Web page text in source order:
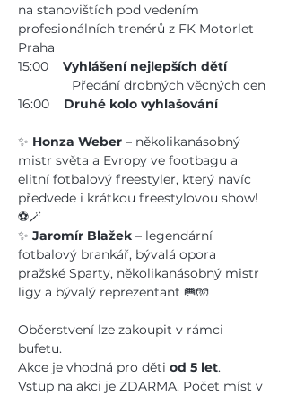
na stanovištích pod vedením
profesionálních trenérů z FK Motorlet
Praha
15:00 Vyhlášení nejlepších dětí
	     Předání drobných věcných cen
16:00 Druhé kolo vyhlašování
✨ Honza Weber – několikanásobný
mistr světa a Evropy ve footbagu a
elitní fotbalový freestyler, který navíc
předvede i krátkou freestylovou show!
⚽🪄
✨ Jaromír Blažek – legendární
fotbalový brankář, bývalá opora
pražské Sparty, několikanásobný mistr
ligy a bývalý reprezentant 🥅🧤
Občerstvení lze zakoupit v rámci
bufetu.
Akce je vhodná pro děti od 5 let.
Vstup na akci je ZDARMA. Počet míst v